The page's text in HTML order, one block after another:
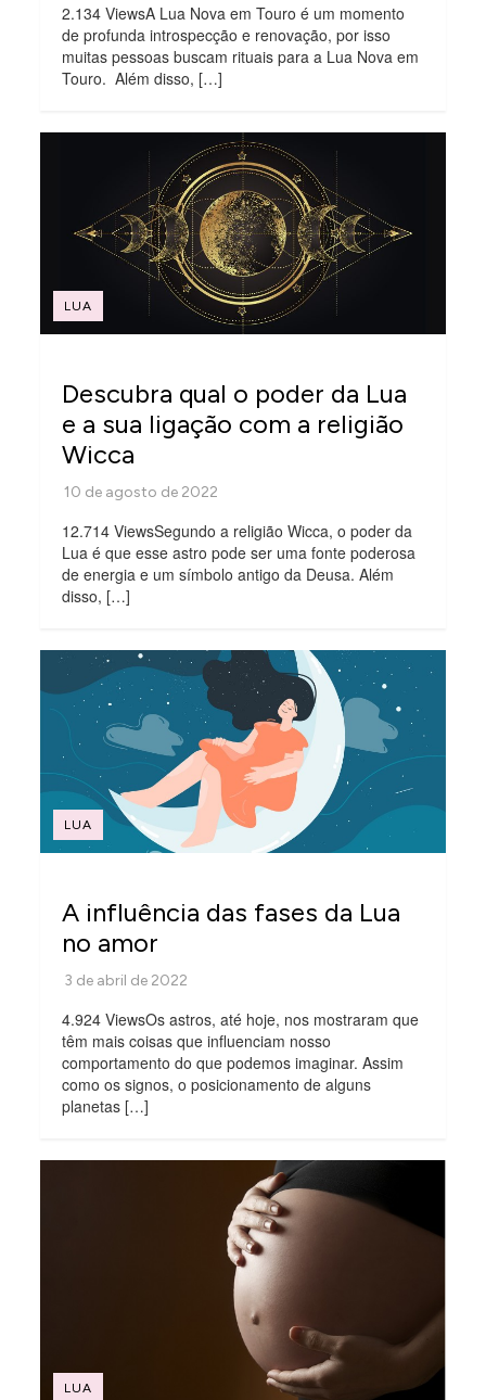
2.134 ViewsA Lua Nova em Touro é um momento
de profunda introspecção e renovação, por isso
muitas pessoas buscam rituais para a Lua Nova em
Touro. Além disso, […]
LUA
Descubra qual o poder da Lua
e a sua ligação com a religião
Wicca
12.714 ViewsSegundo a religião Wicca, o poder da
Lua é que esse astro pode ser uma fonte poderosa
de energia e um símbolo antigo da Deusa. Além
disso, […]
LUA
A influência das fases da Lua
no amor
4.924 ViewsOs astros, até hoje, nos mostraram que
têm mais coisas que influenciam nosso
comportamento do que podemos imaginar. Assim
como os signos, o posicionamento de alguns
planetas […]
LUA